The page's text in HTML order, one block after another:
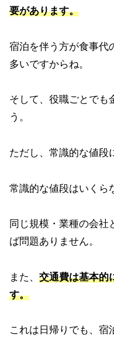
要があります。
宿泊を伴う方が食事代
多いですからね。
そして、役職ごとでも
う。
ただし、常識的な値段
常識的な値段はいくら
同じ規模・業種の会
ば問題ありません。
また、 交通費は基本的
す。
これは日帰りでも、宿